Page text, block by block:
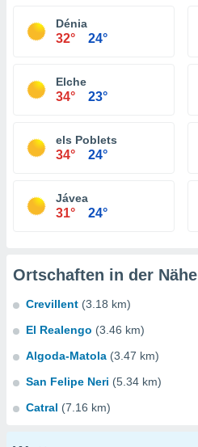
Dénia
32° 24°
Elche
34° 23°
els Poblets
34° 24°
Jávea
31° 24°
Ortschaften in der Nähe
Crevillent (3.18 km)
El Realengo (3.46 km)
Algoda-Matola (3.47 km)
San Felipe Neri (5.34 km)
Catral (7.16 km)